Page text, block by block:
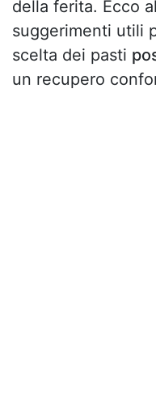
della ferita. Ecco
suggerimenti utili
scelta dei pasti
un recupero